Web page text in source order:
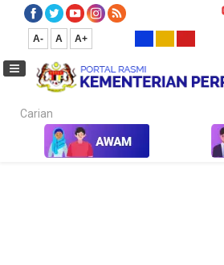
A- A A+
Carian...
Laman Utama Media Koleksi Media